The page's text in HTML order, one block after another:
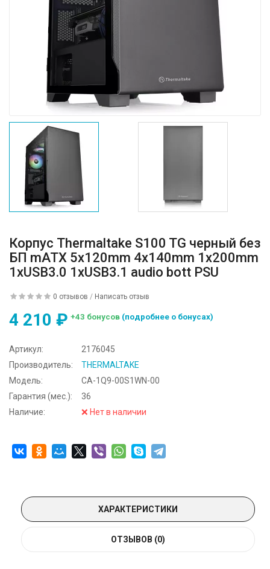
Корпус Thermaltake S100 TG черный без
БП mATX 5x120mm 4x140mm 1x200mm
1xUSB3.0 1xUSB3.1 audio bott PSU
0 отзывов / Написать отзыв
4 210 ₽ +43 бонусов (подробнее о бонусах)
Артикул:
2176045
Производитель:
THERMALTAKE
Модель:
CA-1Q9-00S1WN-00
Гарантия (мес.):
36
Наличие:
❌ Нет в наличии
ХАРАКТЕРИСТИКИ
ОТЗЫВОВ (0)